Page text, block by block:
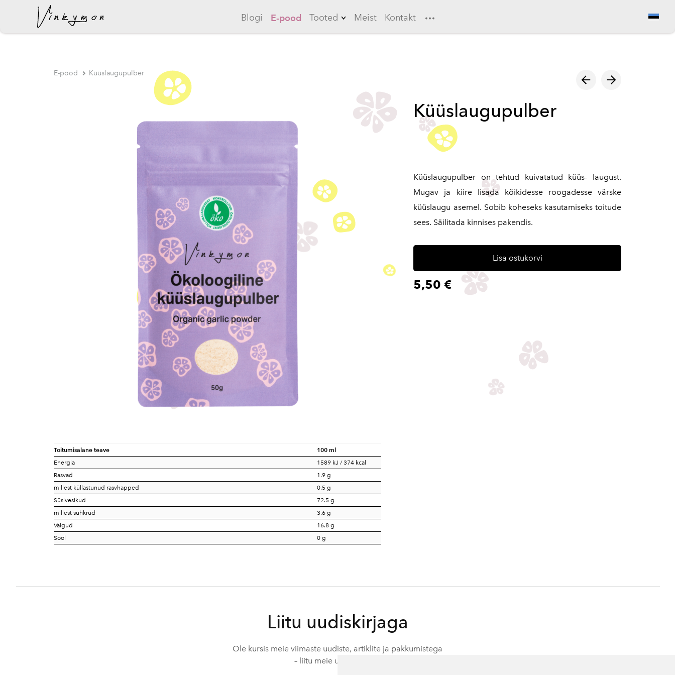
Blogi E-pood Tooted
Longerod
Meist Kontakt
lisati ostukorvi.
E-pood Küüslaugupulber
Toitumisalane teave 100 ml
Energia
1589 kJ / 374 kcal
Rasvad
1.9 g
millest küllastunud rasvhapped
0.5 g
Süsivesikud
72.5 g
millest suhkrud
3.6 g
Valgud
16.8 g
Sool
0 g
Küüslaugupulber
Küüslaugupulber on tehtud kuivatatud küüs- laugust.
Mugav ja kiire lisada kõikidesse roogadesse värske
küüslaugu asemel. Sobib koheseks kasutamiseks toitude
sees. Säilitada kinnises pakendis.
Lisa ostukorvi
5,50 €
Liitu uudiskirjaga
Ole kursis meie viimaste uudiste, artiklite ja pakkumistega
– liitu meie uudiskirjaga.